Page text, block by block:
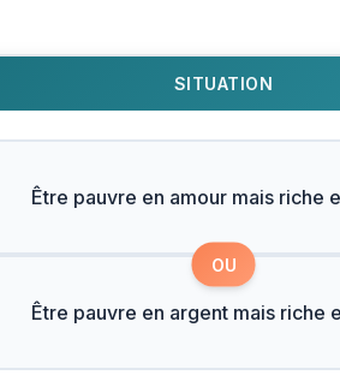
SITUATION
Être pauvre en amour mais riche
OU
Être pauvre en argent mais riche